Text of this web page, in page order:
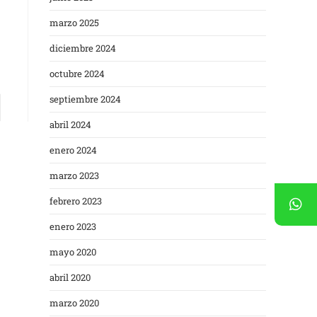
marzo 2025
diciembre 2024
octubre 2024
septiembre 2024
abril 2024
enero 2024
marzo 2023
febrero 2023
enero 2023
mayo 2020
abril 2020
marzo 2020